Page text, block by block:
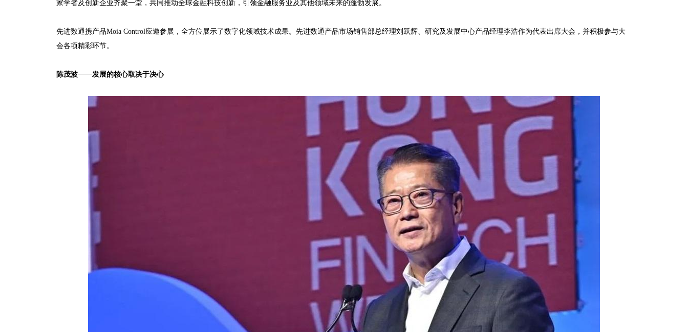
家学者及创新企业齐聚一堂，共同推动全球金融科技创新，引领金融服务业及其他领域未来的蓬勃发展。
先进数通携产品Moia Control应邀参展，全方位展示了数字化领域技术成果。先进数通产品市场销售部总经理刘跃辉、研究及发展中心产品经理李浩作为代表出席大会，并积极参与大
会各项精彩环节。
陈茂波——发展的核心取决于决心